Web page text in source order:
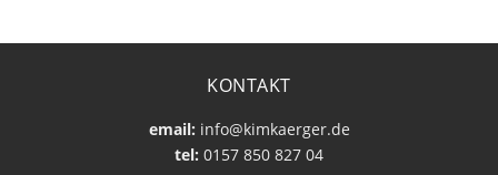
KONTAKT
email: info@kimkaerger.de
tel: 0157 850 827 04